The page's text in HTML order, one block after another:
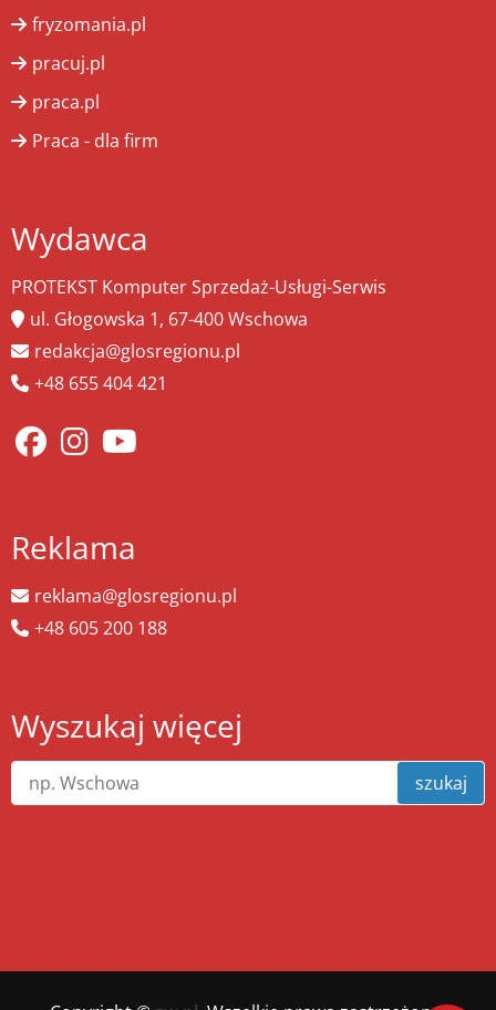
fryzomania.pl
pracuj.pl
praca.pl
Praca - dla firm
Wydawca
PROTEKST Komputer Sprzedaż-Usługi-Serwis
ul. Głogowska 1, 67-400 Wschowa
redakcja@glosregionu.pl
+48 655 404 421
Reklama
reklama@glosregionu.pl
+48 605 200 188
Wyszukaj więcej
szukaj